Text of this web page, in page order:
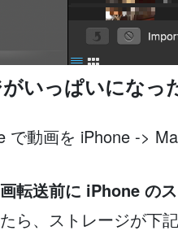
いっぱいになっ
で動画を iPhone ->
転送前に iPhone の
ら、ストレージが下記